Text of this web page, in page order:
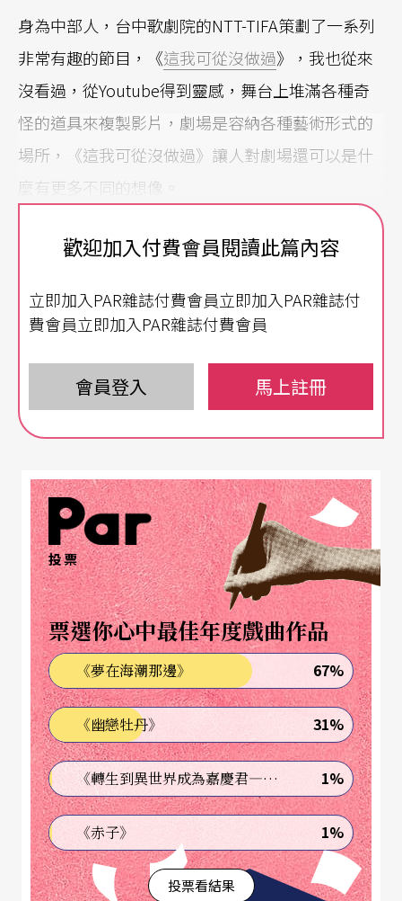
身為中部人，台中歌劇院的NTT-TIFA策劃了一系列
非常有趣的節目，《這我可從沒做過》，我也從來
沒看過，從Youtube得到靈感，舞台上堆滿各種奇
怪的道具來複製影片，劇場是容納各種藝術形式的
場所，《這我可從沒做過》讓人對劇場還可以是什
麼有更多不同的想像。
因為有Kid Koala，你可以上水管找他很常穿著無尾
Peeping Tom和Gorillaz合作過，也是Radiohead、
Bjork，DJ Shadow等指名的暖場嘉賓，重點是他是
加拿大華裔，不是澳洲人，但名號叫做無尾熊，真
的很奇怪，值得一看。
《變身怪醫》，但不在台灣，請幫我去看吧！
文字｜簡莉穎 劇場編劇
歡迎加入付費會員閱讀此篇內容
立即加入PAR雜誌付費會員立即加入PAR雜誌付
費會員立即加入PAR雜誌付費會員
會員登入 馬上註冊
投票
票選你心中最佳年度戲曲作品
《夢在海潮那邊》 67%
《幽戀牡丹》 31%
《轉生到異世界成為嘉慶君—發現我的祖先是詐騙集團!?》 1%
《赤子》 1%
投票看結果